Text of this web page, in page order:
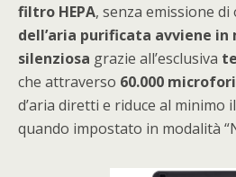
filtro HEPA, senza emissione di
dell’aria purificata avviene
silenziosa grazie all’esclusiva
che attraverso 60.000 microfori
d’aria diretti e riduce al
quando impostato in modalità